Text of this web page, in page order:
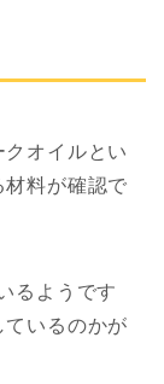
オイルとい
材料が確認で
るようです
いるのかが